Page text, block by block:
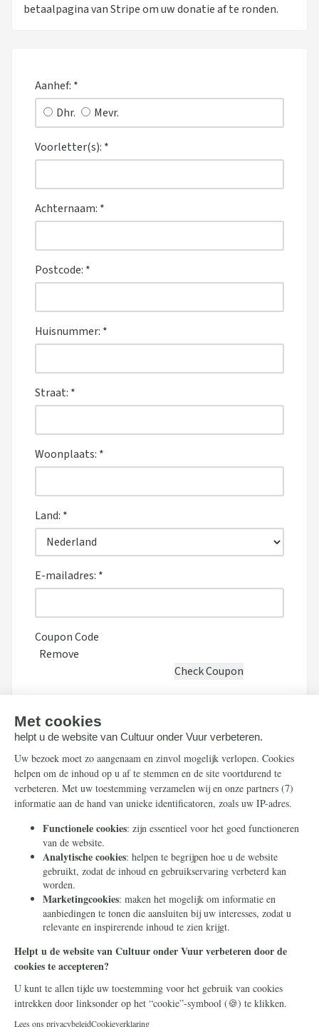
betaalpagina van Stripe om uw donatie af te ronden.
Aanhef: *
Dhr.
Mevr.
Voorletter(s): *
Achternaam: *
Postcode: *
Huisnummer: *
Straat: *
Woonplaats: *
Land: *
E-mailadres: *
Coupon Code
Remove
doneren. Hierna wordt u doorgeleid naar de
beveiligde betaalpagina van Stripe om uw
donatie af te ronden.
Houd mij per e-mail op de hoogte over acties
van Cultuur onder Vuur
Doneer
Uw betaalgegevens zijn beveiligd.
Cultuur onder Vuur is een project van Stichting Civitas Christiana -
een stichting zonder winstoogmerk die in 2014 in Heilig Landstichting
toestemming om uw donatie te gebruiken voor dit project of een
ander project in overeenstemming met onze statutaire doelen.